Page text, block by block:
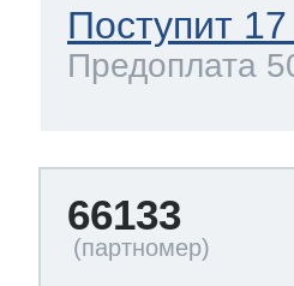
Поступит
Предоплата
66133